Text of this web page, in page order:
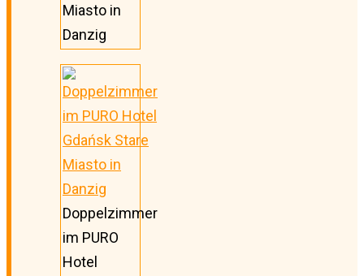
Miasto in
Danzig
Doppelzimmer
im PURO
Hotel